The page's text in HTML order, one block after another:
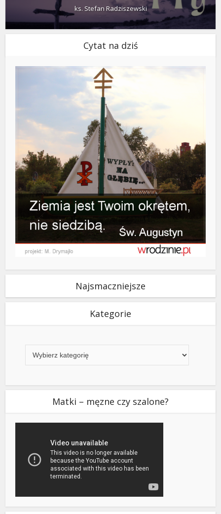
ks. Stefan Radziszewski
Cytat na dziś
Najsmaczniejsze
Kategorie
Matki – męzne czy szalone?